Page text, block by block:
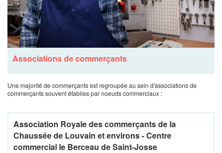
Associations de commerçants
Une majorité de commerçants est regroupée au sein d'associations de
commerçants souvent établies par noeuds commerciaux :
Association Royale des commerçants de la
Chaussée de Louvain et environs - Centre
commercial le Berceau de Saint-Josse